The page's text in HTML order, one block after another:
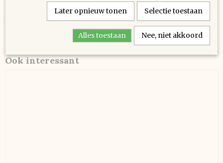
in onze prachtige winkel aan de nieuwe binnenweg 335 A te
Rotterdam. de cadeaukaart wordt geleverd in een mooie geschenk
verpakking.
Ook interessant
Later opnieuw tonen Selectie toestaan
Alles toestaan Nee, niet akkoord